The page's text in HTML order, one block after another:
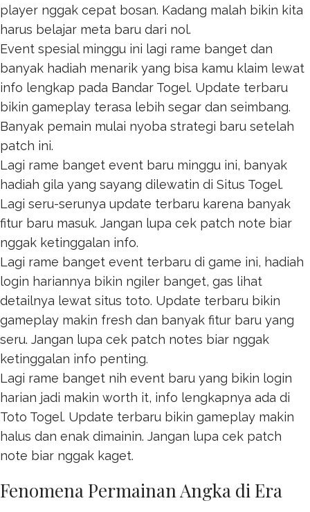
player nggak cepat bosan. Kadang malah bikin kita
harus belajar meta baru dari nol.
Event spesial minggu ini lagi rame banget dan
banyak hadiah menarik yang bisa kamu klaim lewat
info lengkap pada Bandar Togel. Update terbaru
bikin gameplay terasa lebih segar dan seimbang.
Banyak pemain mulai nyoba strategi baru setelah
patch ini.
Lagi rame banget event baru minggu ini, banyak
hadiah gila yang sayang dilewatin di Situs Togel.
Lagi seru-serunya update terbaru karena banyak
fitur baru masuk. Jangan lupa cek patch note biar
nggak ketinggalan info.
Lagi rame banget event terbaru di game ini, hadiah
login hariannya bikin ngiler banget, gas lihat
detailnya lewat situs toto. Update terbaru bikin
gameplay makin fresh dan banyak fitur baru yang
seru. Jangan lupa cek patch notes biar nggak
ketinggalan info penting.
Lagi rame banget nih event baru yang bikin login
harian jadi makin worth it, info lengkapnya ada di
Toto Togel. Update terbaru bikin gameplay makin
halus dan enak dimainin. Jangan lupa cek patch
note biar nggak kaget.
Fenomena Permainan Angka di Era